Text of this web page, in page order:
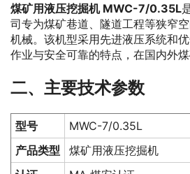
煤矿用液压挖掘机 MWC-7/0.35L
司专为煤矿巷道、隧道工程等狭窄
机械。该机型采用先进液压系统和
作业与安全可靠的特点，在国内外煤
二、主要技术参数
型号
MWC-7/0.35L
产品类型
煤矿用液压挖掘机